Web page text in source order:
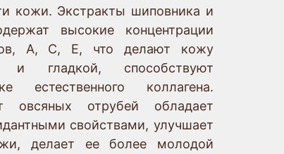
кожи. Экстракты шиповника и
высокие концентрации
А, С, Е, что делают кожу
и гладкой, способствуют
естественного коллагена.
овсяных отрубей обладает
свойствами, улучшает
делает ее более молодой